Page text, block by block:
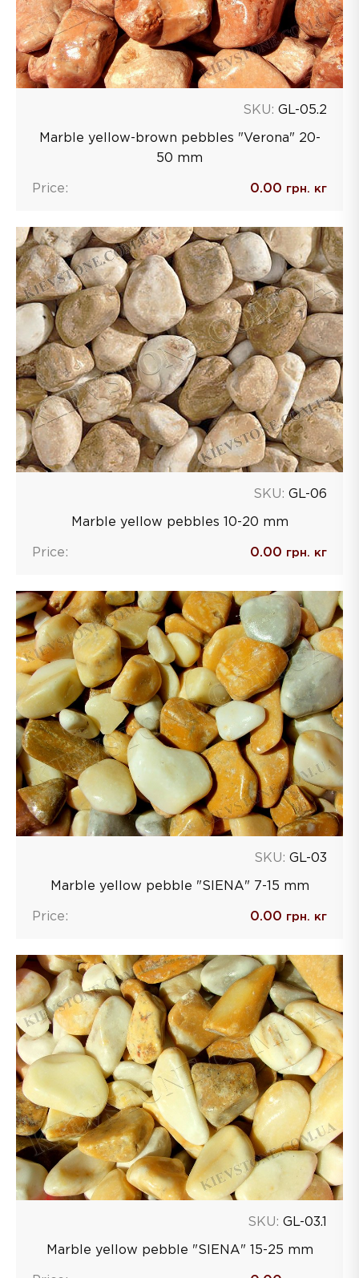
SKU: GL-05.2
Marble yellow-brown pebbles "Verona" 20-
50 mm
Price: 0.00 грн. кг
SKU: GL-06
Marble yellow pebbles 10-20 mm
Price: 0.00 грн. кг
SKU: GL-03
Marble yellow pebble "SIENA" 7-15 mm
Price: 0.00 грн. кг
SKU: GL-03.1
Marble yellow pebble "SIENA" 15-25 mm